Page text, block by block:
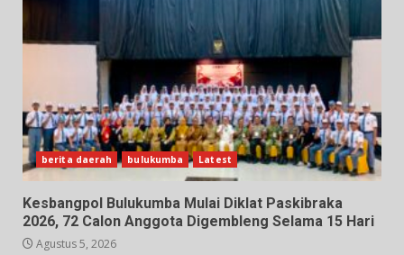
berita daerah bulukumba Latest
Kesbangpol Bulukumba Mulai Diklat Paskibraka
2026, 72 Calon Anggota Digembleng Selama 15 Hari
Agustus 5, 2026